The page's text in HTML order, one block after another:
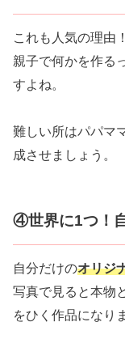
これも人気の理由！
親子で何かを作る
すよね。
難しい所はパパマ
成させましょう。
④世界に1つ！
自分だけのオリジ
写真で見ると本物
をひく作品になり